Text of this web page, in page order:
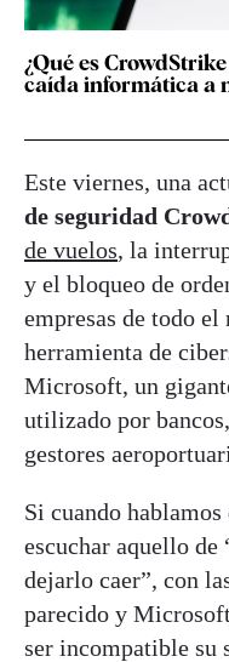
¿Qué es
caída informática a
Este viernes, una
de seguridad
de vuelos, la
y el bloqueo de
empresas de todo
herramienta de
Microsoft, un
utilizado por
gestores
Si cuando
escuchar aquello de
dejarlo caer”, con
parecido y
ser incompatible su